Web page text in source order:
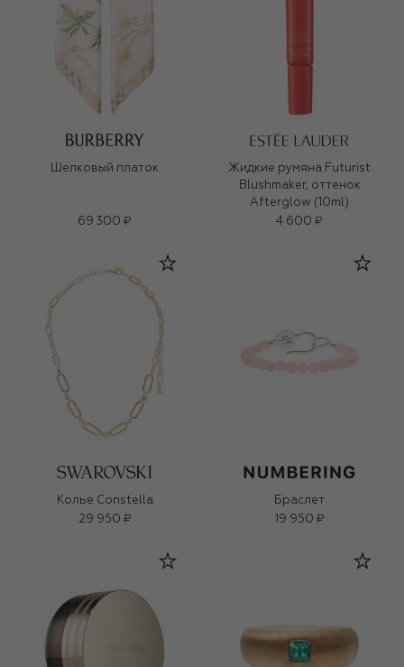
Шелковый платок
69 300 ₽
Жидкие румяна Futurist
Blushmaker, оттенок
Afterglow (10ml)
4 600 ₽
Колье Constella
29 950 ₽
Браслет
19 950 ₽